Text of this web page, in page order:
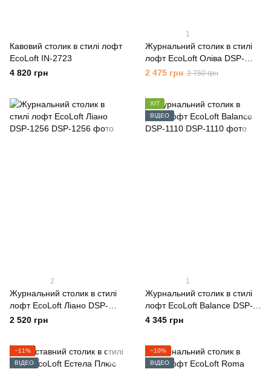
Кавовий столик в стилі лофт
EcoLoft IN-2723
4 820 грн
1
Журнальний столик в стилі
лофт EcoLoft Оліва DSP-
1259
2 475 грн 2 750 грн
2
Журнальний столик в стилі
лофт EcoLoft Ліано DSP-
1256
2 520 грн
ХІТ
ВІДЕО
1
Журнальний столик в стилі
лофт EcoLoft Balance DSP-
1110
4 345 грн
−11%
ВІДЕО
−10%
ВІДЕО